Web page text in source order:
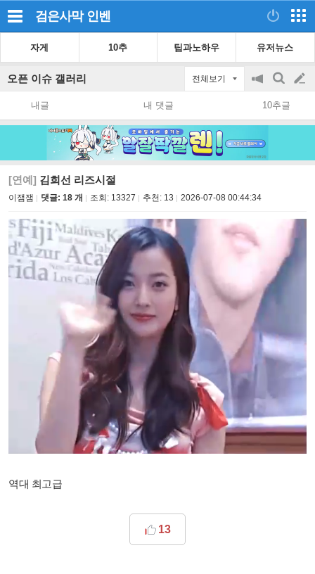
검은사막 인벤
자게 10추 팁과노하우 유저뉴스
오픈 이슈 갤러리 전체보기
공
지
on/off
검
색
글
쓰
내글 내 댓글 10추글
[연예] 김희선 리즈시절
이잼잼 댓글: 18 개 조회: 13327 추천: 13 2026-07-08 00:44:34
역대 최고급​
13